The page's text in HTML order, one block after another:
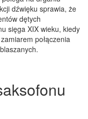
dźwięku sprawia, że
dętych
sięga XIX wieku, kiedy
połączenia